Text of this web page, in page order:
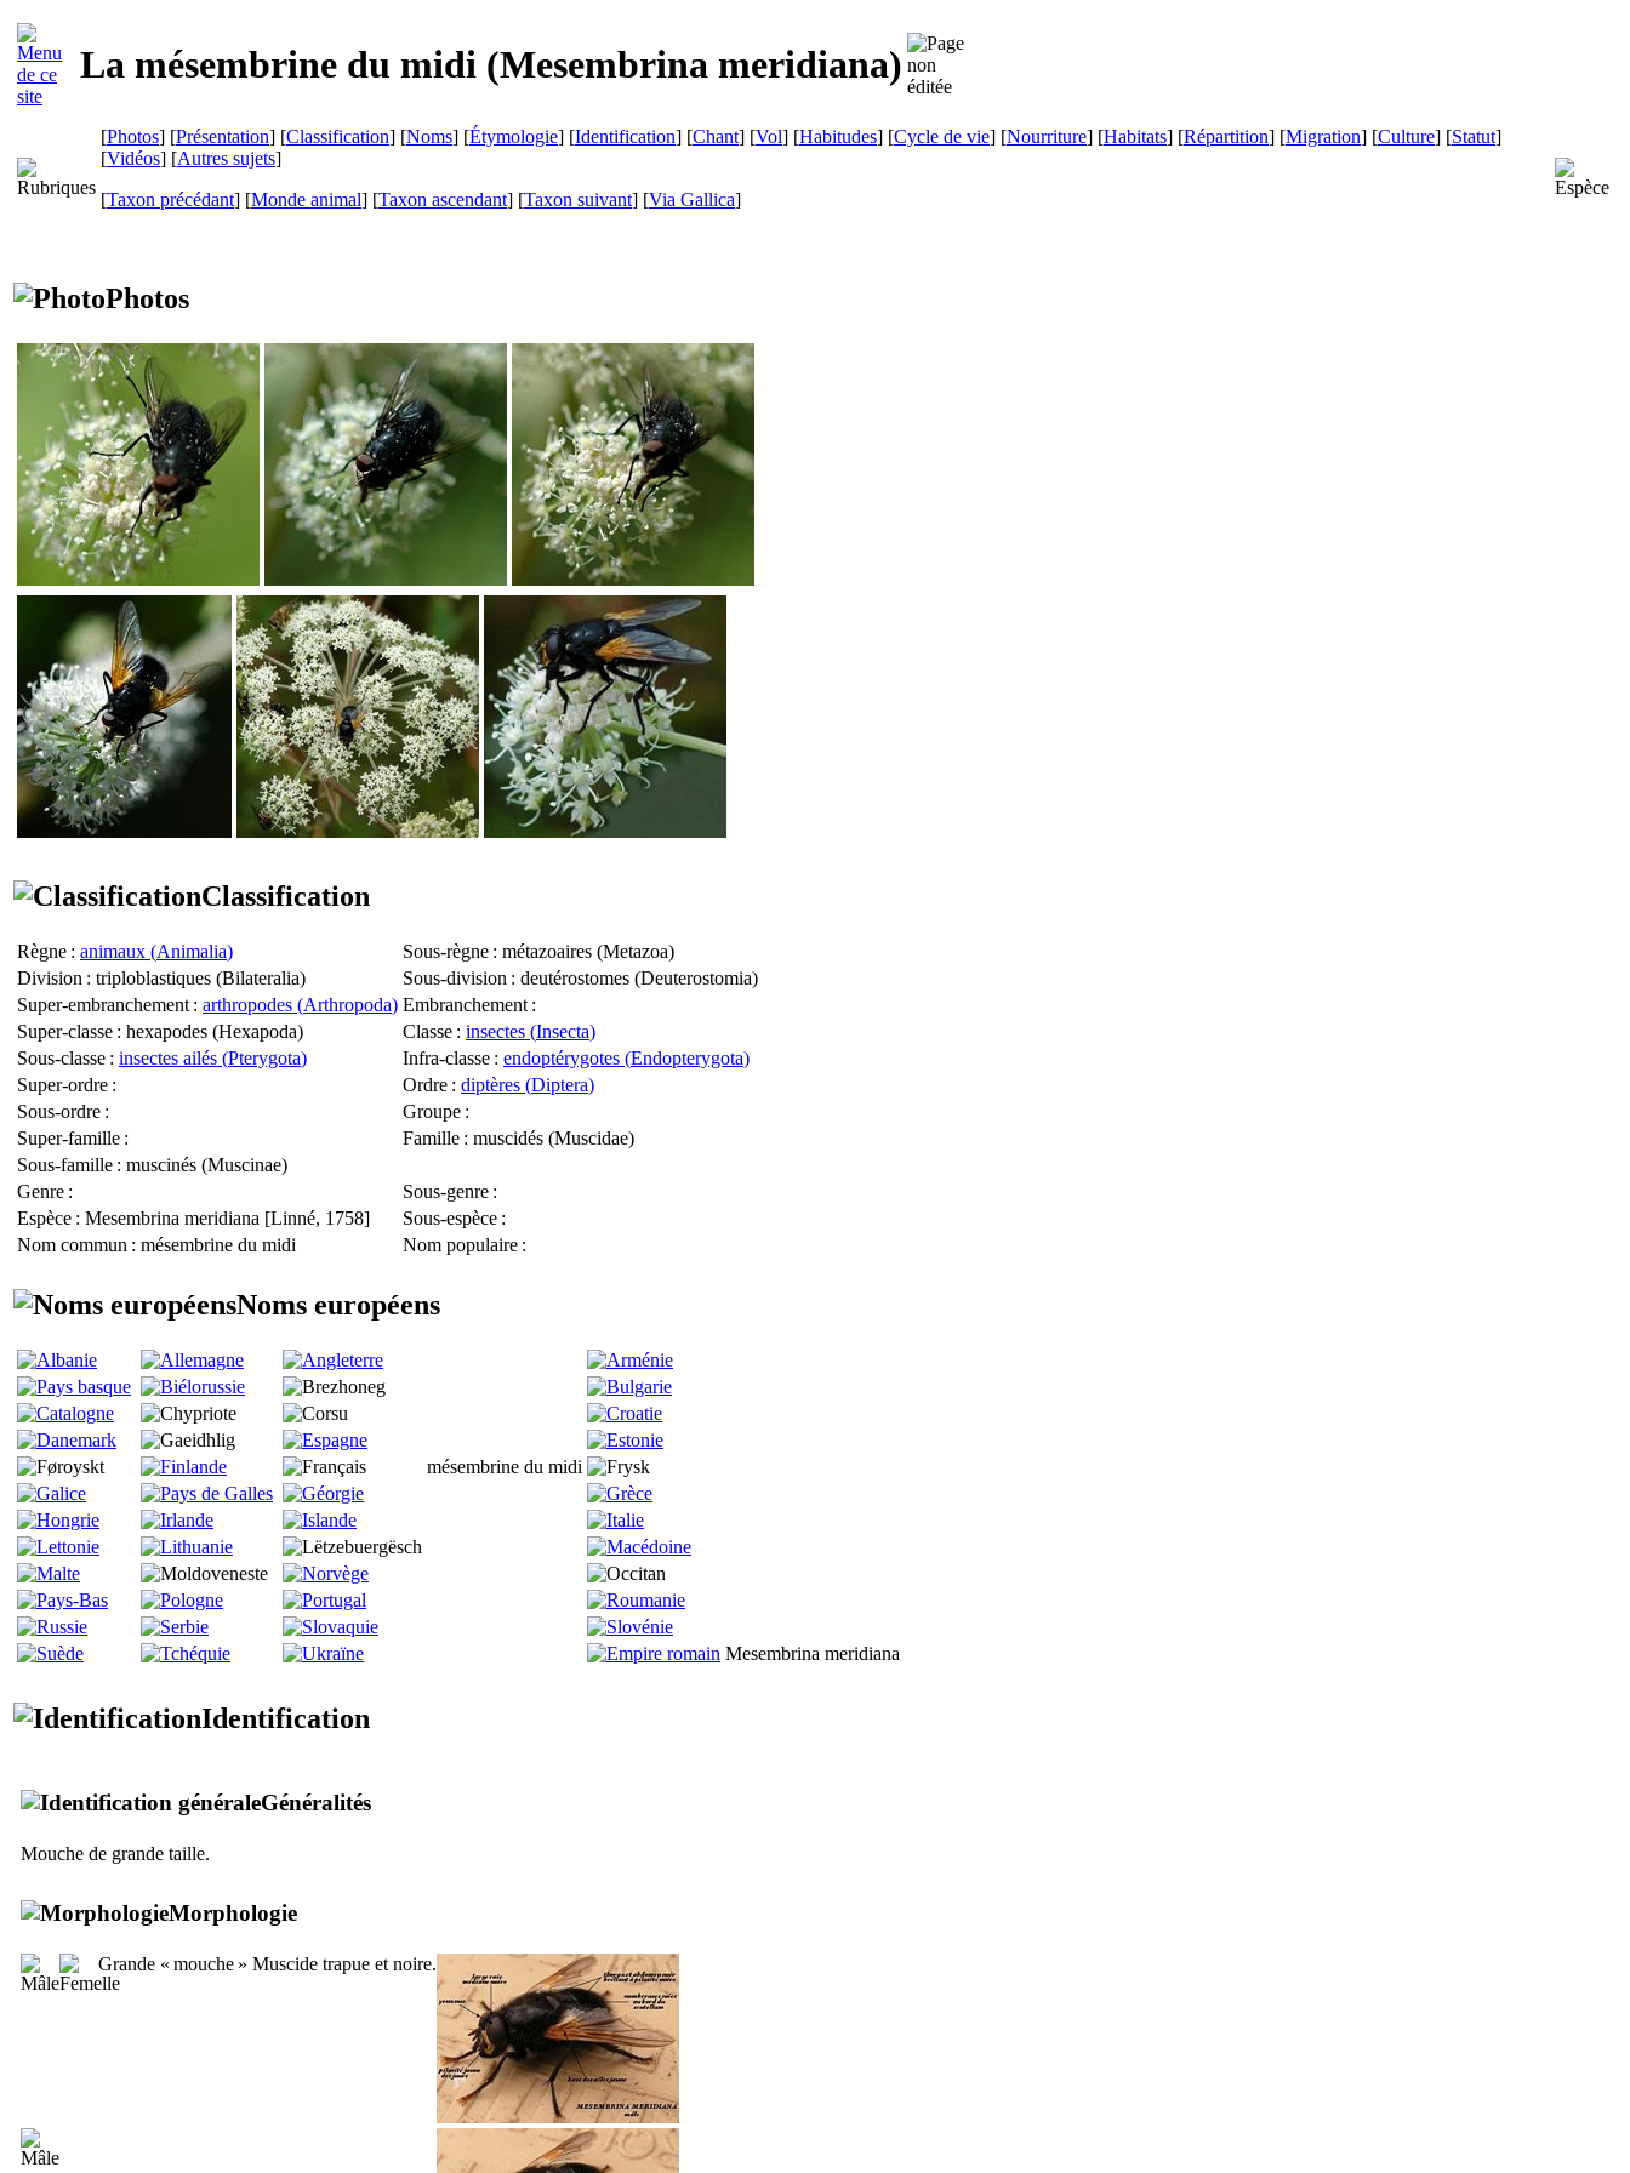
La mésembrine du midi (Mesembrina meridiana)
[Photos] [Présentation] [Classification] [Noms] [Étymologie] [Identification] [Chant] [Vol] [Habitudes] [Cycle de vie] [Nourriture] [Habitats] [Répartition] [Migration] [Culture] [Statut]
[Vidéos] [Autres sujets]
[Taxon précédant] [Monde animal] [Taxon ascendant] [Taxon suivant] [Via Gallica]
Photos
Classification
Règne : animaux (Animalia) Sous-règne : métazoaires (Metazoa)
Division : triploblastiques (Bilateralia) Sous-division : deutérostomes (Deuterostomia)
Super-embranchement : arthropodes (Arthropoda) Embranchement :
Super-classe : hexapodes (Hexapoda) Classe : insectes (Insecta)
Sous-classe : insectes ailés (Pterygota) Infra-classe : endoptérygotes (Endopterygota)
Super-ordre : Ordre : diptères (Diptera)
Sous-ordre : Groupe :
Super-famille : Famille : muscidés (Muscidae)
Sous-famille : muscinés (Muscinae)
Genre : Sous-genre :
Espèce : Mesembrina meridiana [Linné, 1758] Sous-espèce :
Nom commun : mésembrine du midi Nom populaire :
Noms européens
mésembrine du midi
Mesembrina meridiana
Identification
Généralités
Mouche de grande taille.
Morphologie
Grande « mouche » Muscide trapue et noire.